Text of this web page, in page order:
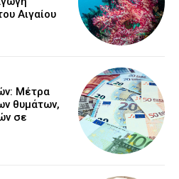
Αιγαίου
Μέτρα
θυμάτων,
σε